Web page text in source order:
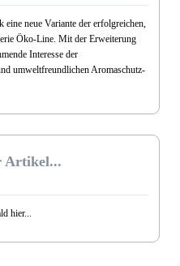
eine neue Variante der erfolgreichen,
Öko-Line. Mit der Erweiterung
Interesse der
umweltfreundlichen Aroma­schutz­
Artikel...
hier...